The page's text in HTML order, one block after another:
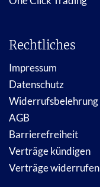
Rechtliches
Impressum
Datenschutz
Widerrufsbelehrung
AGB
Barrierefreiheit
Verträge kündigen
Verträge widerrufen